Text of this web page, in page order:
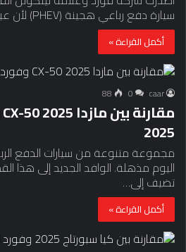
سيارة دفع رباعي هجينة (PHEV) لأن عيبًا في البطارية قد يؤدي…
أكمل القراءة »
caar
0
88
2025
مجموعة متنوعة من سيارات الدفع
تضيف إلى…
أكمل القراءة »